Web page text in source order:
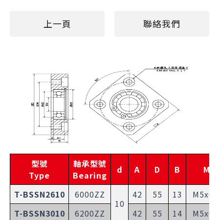
上一頁 聯絡我們
型號
Type
軸承型號
Bearing
d A D B M
T-BSSN2610 6000ZZ
10
42 55 13
T-BSSN3010
6200ZZ 42 55 14